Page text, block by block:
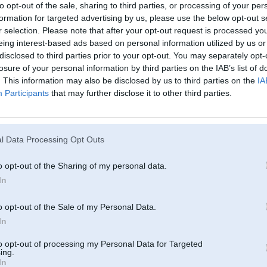
opt-out of the sale, sharing to third parties, or processing of your
for targeted advertising by us, please use the below opt-out
selection. Please note that after your opt-out request is processed
interest-based ads based on personal information utilized by us
to third parties prior to your opt-out. You may separately
of your personal information by third parties on the IAB’s list of
This information may also be disclosed by us to third parties on the
Participants that may further disclose it to other third parties.
Data Processing Opt Outs
opt-out of the Sharing of my personal data.
opt-out of the Sale of my Personal Data.
opt-out of processing my Personal Data for Targeted
jūs spēlēt online kazino spēles jau šodien
tāpat kā izvēloties savu ideālo BMW modeli, ir neskaitāmas iespējas atkarībā no jūsu
Varbūt jūs meklējat kaut ko dinamisku, piemēram, Mighty Wild: Panther Grand Diamond
aizraujošu spēlēšanas pieredzi, līdzīgi kā BMW E46 nodrošina asu vadāmību un jaudu uz
iespējams,Book of Ra Deluxebūs īstais variants, līdzīgi kā BMW E65 – automašīna,
ar eleganci.
kas atbilst jūsu stilam
domājiet par tām tāpat kā par BMW – izvēlieties to, kas atbilst jūsu vajadzībām. Ja
Train 3piedāvā izsmalcinātu spēļu pieredzi ar daudzām funkcijām, kas iepriecinās pat
uz jautrību un stilu.
lielāku prieku no savas kazino spēlēšanas pieredzes, izmantojiet bonusus un iespēju spēlēt
BMW iX - nodrošina vismodernākās tehnoloģijas un ērtības. Tādi moderni kazino kā
stratēģiju un spēles ar bonusa iespējām